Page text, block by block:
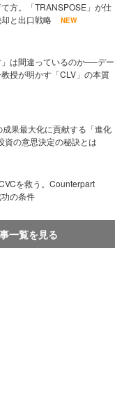
方。「TRANSPOSE」が仕
と出口戦略
NEW
は間違っているのか──デー
授が明かす「CLV」の本質
果最大化に貢献する「進化
の意思決定の秘訣とは
を救う。Counterpart
の条件
一覧を見る